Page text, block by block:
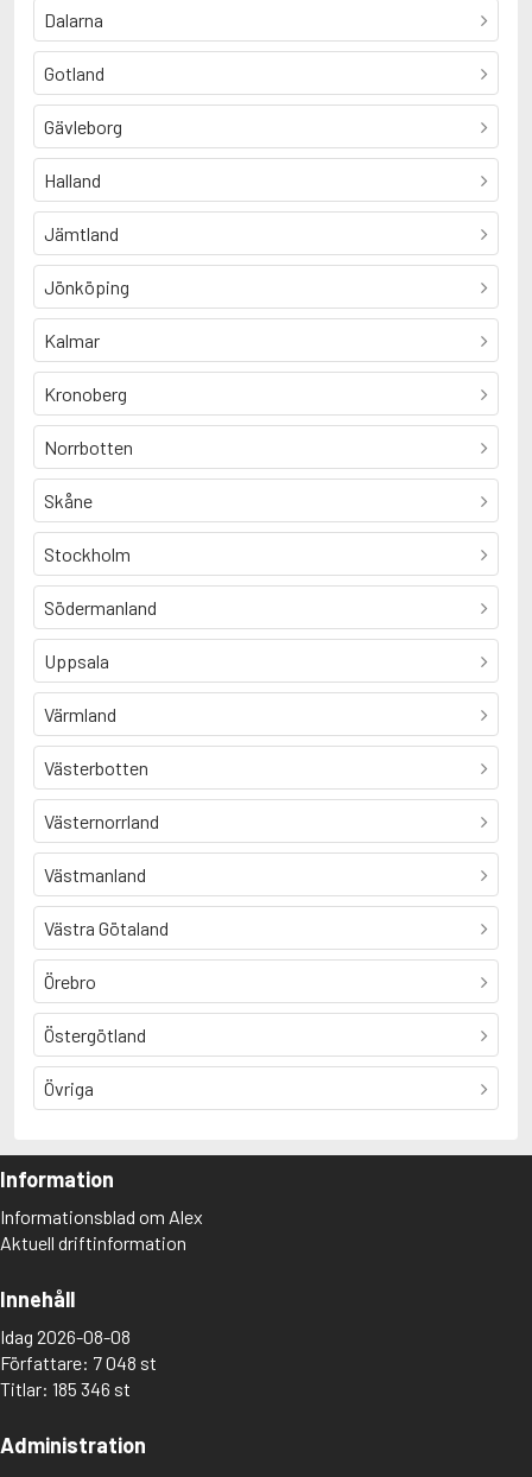
Dalarna
Gotland
Gävleborg
Halland
Jämtland
Jönköping
Kalmar
Kronoberg
Norrbotten
Skåne
Stockholm
Södermanland
Uppsala
Värmland
Västerbotten
Västernorrland
Västmanland
Västra Götaland
Örebro
Östergötland
Övriga
Information
Informationsblad om Alex
Aktuell driftinformation
Innehåll
Idag 2026-08-08
Författare: 7 048 st
Titlar: 185 346 st
Administration